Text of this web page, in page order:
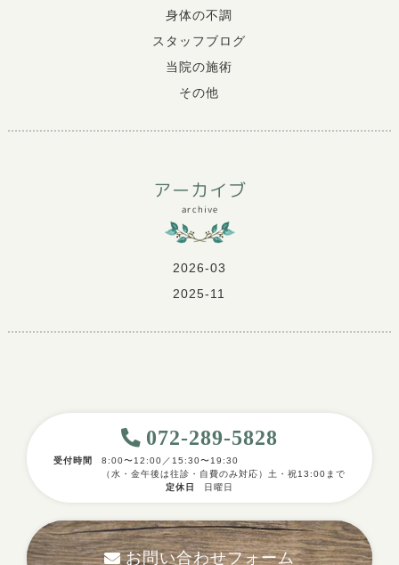
身体の不調
スタッフブログ
当院の施術
その他
アーカイブ
archive
2026-03
2025-11
072-289-5828
受付時間
8:00〜12:00／15:30〜19:30
（水・金午後は往診・自費のみ対応）土・祝13:00まで
定休日
日曜日
お問い合わせフォーム